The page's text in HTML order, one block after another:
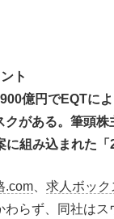
ト
億円でEQTに
クがある。筆頭
に組み込まれた
.com 求人ボック
わらず、同社は